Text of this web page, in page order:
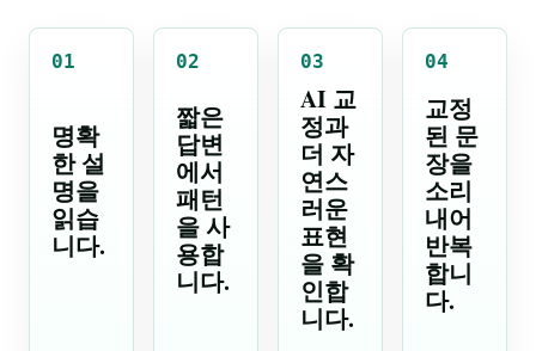
01
명확
한 설
명을
읽습
니다.
02
짧은
답변
에서
패턴
을 사
용합
니다.
03
AI 교
정과
더 자
연스
러운
표현
을 확
인합
니다.
04
교정
된 문
장을
소리
내어
반복
합니
다.